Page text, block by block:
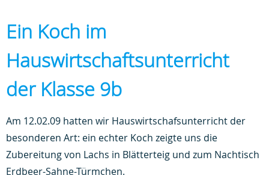
Ein Koch im
Hauswirtschaftsunterricht
der Klasse 9b
Am 12.02.09 hatten wir Hauswirtschafsunterricht der
besonderen Art: ein echter Koch zeigte uns die
Zubereitung von Lachs in Blätterteig und zum Nachtisch
Erdbeer-Sahne-Türmchen.